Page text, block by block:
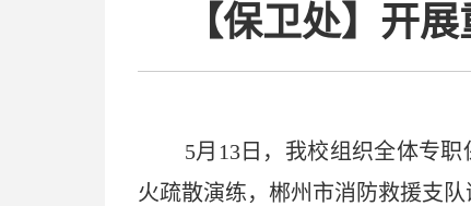
【保卫处】开
5月13日，我校组织全体专
火疏散演练，郴州市消防救援支队